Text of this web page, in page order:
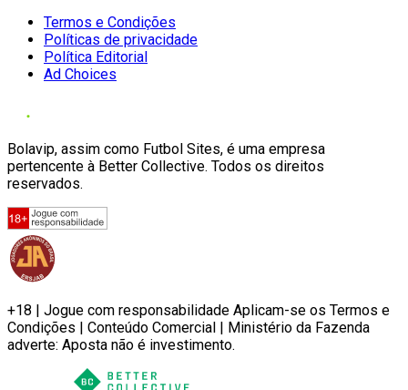
Termos e Condições
Políticas de privacidade
Política Editorial
Ad Choices
Bolavip, assim como Futbol Sites, é uma empresa
pertencente à Better Collective. Todos os direitos
reservados.
+18 | Jogue com responsabilidade Aplicam-se os Termos e
Condições | Conteúdo Comercial | Ministério da Fazenda
adverte: Aposta não é investimento.